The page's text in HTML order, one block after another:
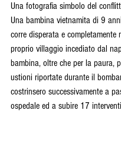
Una fotografia simbolo del
Una bambina vietnamita di 9
corre disperata e completamente
proprio villaggio incediato dal
bambina, oltre che per la paura,
ustioni riportate durante il
costrinsero successivamente a
ospedale ed a subire 17